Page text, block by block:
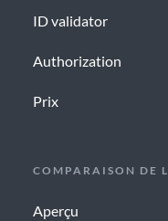
ID validator
Authorization
Prix
COMPARAISON DE
Aperçu